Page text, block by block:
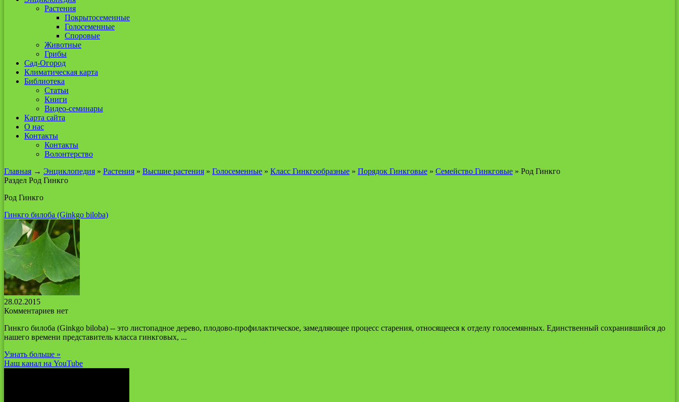
Растения
Покрытосеменные
Голосеменные
Споровые
Животные
Грибы
Сад-Огород
Климатическая карта
Библиотека
Статьи
Книги
Видео-семинары
Карта сайта
О нас
Контакты
Контакты
Волонтерство
Главная → Энциклопедия » Растения » Высшие растения » Голосеменные » Класс Гинкгообразные » Порядок Гинкговые » Семейство Гинкговые » Род Гинкго
Раздел Род Гинкго
Род Гинкго
Гинкго билоба (Ginkgo biloba)
28.02.2015
Комментариев нет
Гинкго билоба (Ginkgo biloba) -- это листопадное дерево, плодово-профилактическое, замедляющее процесс старения, относящееся к отделу голосемянных. Единственный сохранившийся до
нашего времени представитель класса гинкговых, ...
Узнать больше »
Наш канал на YouTube